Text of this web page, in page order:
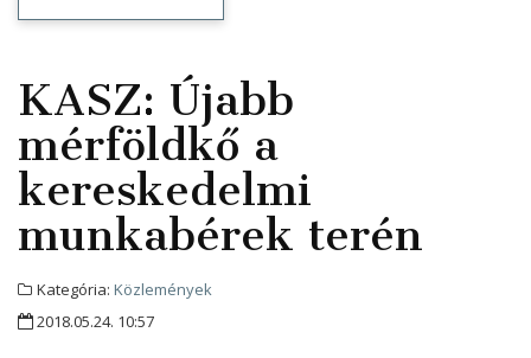
KASZ: Újabb
mérföldkő a
kereskedelmi
munkabérek terén
Kategória: Közlemények
2018.05.24. 10:57